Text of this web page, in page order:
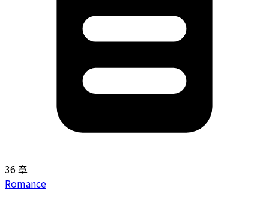
36 章
Romance